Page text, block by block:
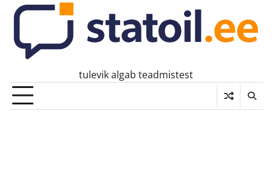
Skip
content
tulevik algab teadmistest